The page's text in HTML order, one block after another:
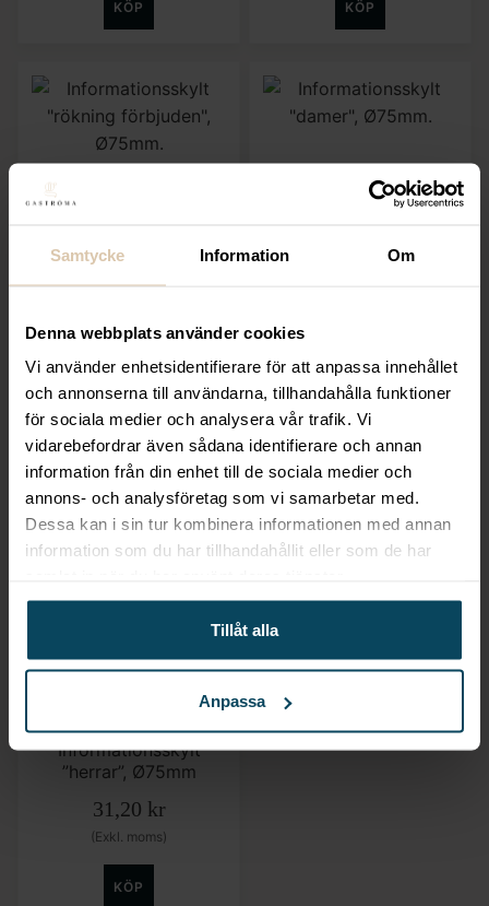
Samtycke Information Om
Denna webbplats använder cookies
Vi använder enhetsidentifierare för att anpassa innehållet
och annonserna till användarna, tillhandahålla funktioner
för sociala medier och analysera vår trafik. Vi
vidarebefordrar även sådana identifierare och annan
information från din enhet till de sociala medier och
annons- och analysföretag som vi samarbetar med.
Dessa kan i sin tur kombinera informationen med annan
information som du har tillhandahållit eller som de har
Tillåt alla
Anpassa
KÖP KÖP
Hendi
Ø75mm
31,20kr
kr
(Exkl. moms)
Lägg till i favoriter
Informationsskylt
”herrar”, Ø75mm
31,20 kr
(Exkl. moms)
KÖP